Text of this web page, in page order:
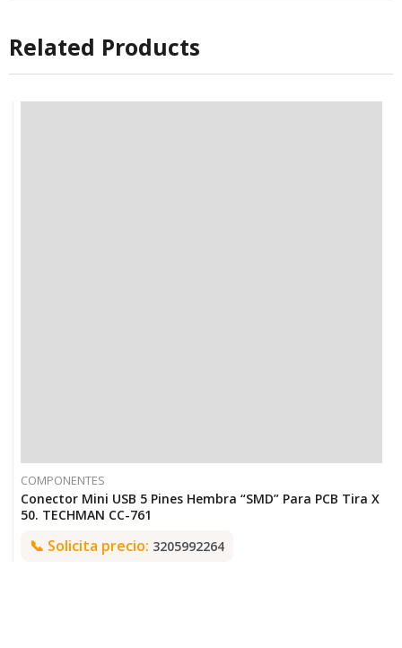
Related Products
COMPONENTES
Conector Mini USB 5 Pines Hembra “SMD” Para PCB Tira X
50. TECHMAN CC-761
📞 Solicita precio: 3205992264